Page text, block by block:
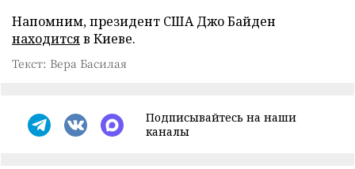
Напомним, президент США Джо Байден
находитсяв Киеве.
Текст: Вера Басилая
Подписывайтесь на наши
каналы